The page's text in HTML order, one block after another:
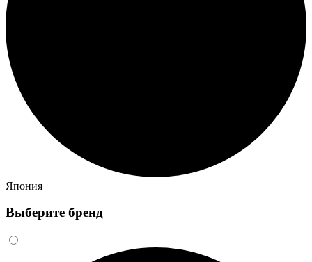
Япония
Выберите бренд